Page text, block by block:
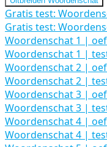
Gratis test:
Gratis test:
Woordenschat 1 |
Woordenschat 1 |
Woordenschat 2 |
Woordenschat 2 |
Woordenschat 3 |
Woordenschat 3 |
Woordenschat 4 |
Woordenschat 4 |